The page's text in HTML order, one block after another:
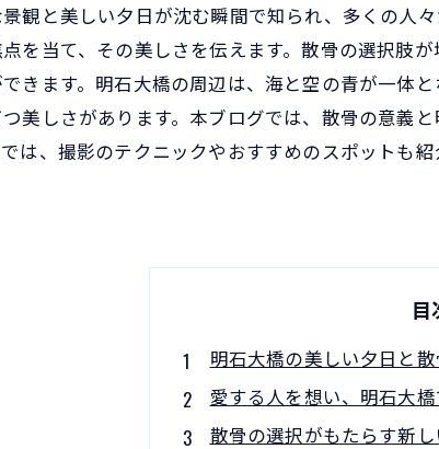
観と美しい夕日が沈む瞬間で知られ、多くの人
を当て、その美しさを伝えます。散骨の選択肢
きます。明石大橋の周辺は、海と空の青が一体
美しさがあります。本ブログでは、散骨の意義
は、撮影のテクニックやおすすめのスポットも
目
明石大橋の美しい夕日と
愛する人を想い、明石大
散骨の選択がもたらす新